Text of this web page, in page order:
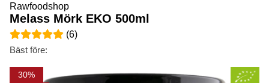
Rawfoodshop
Melass Mörk EKO 500ml
Medelbetyg 5 av 5 Antal betyg 6
(6)
Bäst före:
30
Produktbilder Melass Mörk EKO 500ml